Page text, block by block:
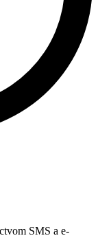
SMS a e-